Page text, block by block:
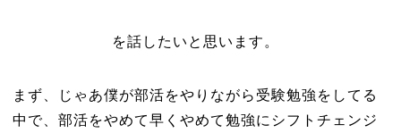
を話したいと思います。
まず、じゃあ僕が部活をやりながら受験勉強をしてる
中で、部活をやめて早くやめて勉強にシフトチェンジ